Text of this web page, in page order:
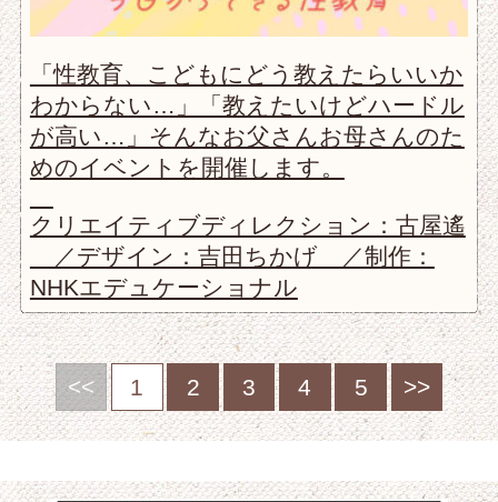
「性教育、こどもにどう教えたらいいか
わからない…」「教えたいけどハードル
が高い…」そんなお父さんお母さんのた
めのイベントを開催します。
クリエイティブディレクション：古屋遙
／デザイン：吉田ちかげ ／制作：
NHKエデュケーショナル
<< 1 2 3 4 5 >>